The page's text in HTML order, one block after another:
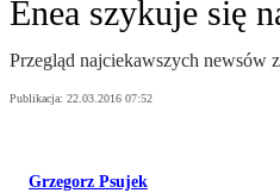
Enea szykuje się
Przegląd najciekawszych newsów
Publikacja: 22.03.2016 07:52
Grzegorz Psujek